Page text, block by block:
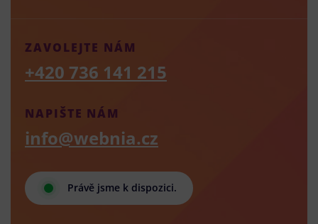
Právě jsme k dispozici.
NAPIŠTE NÁM
info@webnia.cz
ZAVOLEJTE NÁM
+420 736 141 215